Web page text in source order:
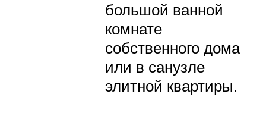
большой ванной
комнате
собственного дома
или в санузле
элитной квартиры.